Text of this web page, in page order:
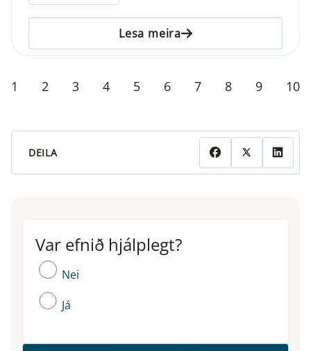
Lesa meira
1 2 3 4 5 6 7 8 9 10
DEILA
Var efnið hjálplegt?
Var efnið hjálplegt?
Nei
Já